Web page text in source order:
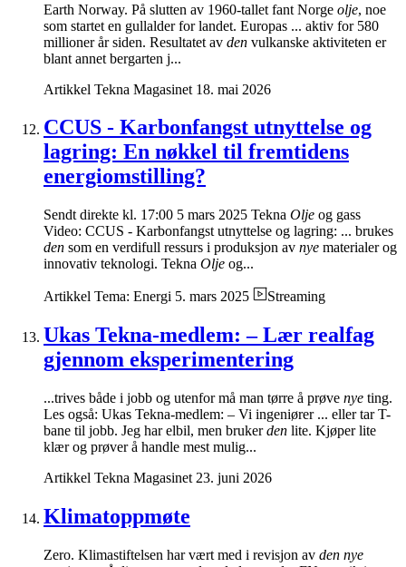
Earth Norway. På slutten av 1960-tallet fant Norge olje, noe
som startet en gullalder for landet. Europas ... aktiv for 580
millioner år siden. Resultatet av den vulkanske aktiviteten er
blant annet bergarten j...
Artikkel Tekna Magasinet 18. mai 2026
CCUS - Karbonfangst utnyttelse og
lagring: En nøkkel til fremtidens
energiomstilling?
Sendt direkte kl. 17:00 5 mars 2025 Tekna Olje og gass
Video: CCUS - Karbonfangst utnyttelse og lagring: ... brukes
den som en verdifull ressurs i produksjon av nye materialer og
innovativ teknologi. Tekna Olje og...
Artikkel Tema: Energi 5. mars 2025 Streaming
Ukas Tekna-medlem: – Lær realfag
gjennom eksperimentering
...trives både i jobb og utenfor må man tørre å prøve nye ting.
Les også: Ukas Tekna-medlem: – Vi ingeniører ... eller tar T-
bane til jobb. Jeg har elbil, men brukerden lite. Kjøper lite
klær og prøver å handle mest mulig...
Artikkel Tekna Magasinet 23. juni 2026
Klimatoppmøte
Zero. Klimastiftelsen har vært med i revisjon av den nye